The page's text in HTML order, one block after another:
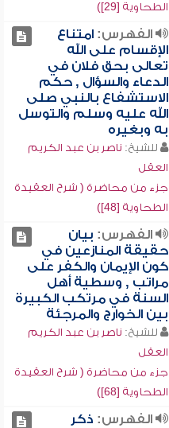
الطحاوية [29])
الفهرس:امتناع
الإقسام على الله
تعالى بحق فلان في
الدعاء والسؤال , حكم
الاستشفاع بالنبي صلى
الله عليه وسلم والتوسل
به وبغيره
للشيخ: ناصر بن عبد الكريم
العقل
جزء من محاضرة ( شرح العقيدة
الطحاوية [48])
الفهرس: بيان
حقيقة المنازعين في
كون الإيمان والكفر على
مراتب , وسطية أهل
السنة في مرتكب الكبيرة
بين الخوارج والمرجئة
للشيخ: ناصر بن عبد الكريم
العقل
جزء من محاضرة ( شرح العقيدة
الطحاوية [68])
الفهرس: ذكر